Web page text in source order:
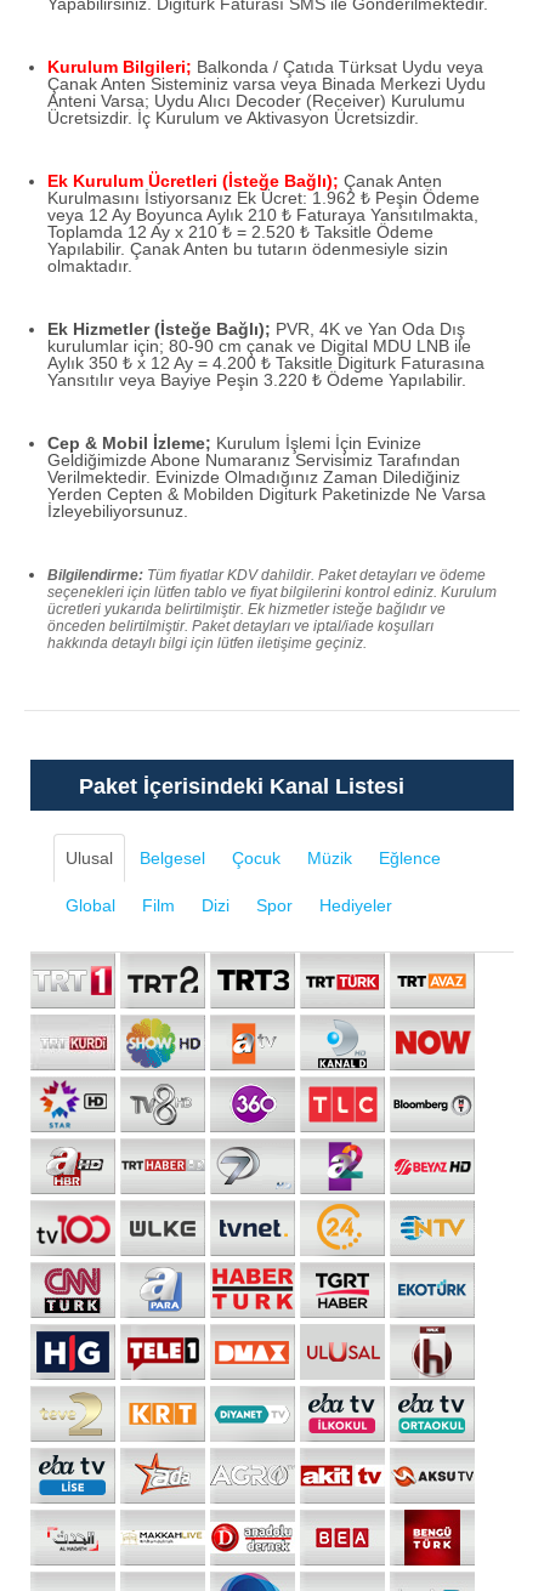
Kurulum Bilgileri; Balkonda / Çatıda Türksat Uydu veya
Çanak Anten Sisteminiz varsa veya Binada Merkezi Uydu
Anteni Varsa; Uydu Alıcı Decoder (Receiver) Kurulumu
Ücretsizdir. İç Kurulum ve Aktivasyon Ücretsizdir.
Ek Kurulum Ücretleri (İsteğe Bağlı); Çanak Anten
Kurulmasını İstiyorsanız Ek Ücret: 1.962 ₺ Peşin Ödeme
veya 12 Ay Boyunca Aylık 210 ₺ Faturaya Yansıtılmakta,
Toplamda 12 Ay x 210 ₺ = 2.520 ₺ Taksitle Ödeme
Yapılabilir. Çanak Anten bu tutarın ödenmesiyle sizin
olmaktadır.
Ek Hizmetler (İsteğe Bağlı); PVR, 4K ve Yan Oda Dış
kurulumlar için; 80-90 cm çanak ve Digital MDU LNB ile
Aylık 350 ₺ x 12 Ay = 4.200 ₺ Taksitle Digiturk Faturasına
Yansıtılır veya Bayiye Peşin 3.220 ₺ Ödeme Yapılabilir.
Cep & Mobil İzleme; Kurulum İşlemi İçin Evinize
Geldiğimizde Abone Numaranız Servisimiz Tarafından
Verilmektedir. Evinizde Olmadığınız Zaman Dilediğiniz
Yerden Cepten & Mobilden Digiturk Paketinizde Ne Varsa
İzleyebiliyorsunuz.
Bilgilendirme: Tüm fiyatlar KDV dahildir. Paket detayları ve ödeme
seçenekleri için lütfen tablo ve fiyat bilgilerini kontrol ediniz. Kurulum
ücretleri yukarıda belirtilmiştir. Ek hizmetler isteğe bağlıdır ve
önceden belirtilmiştir. Paket detayları ve iptal/iade koşulları
hakkında detaylı bilgi için lütfen iletişime geçiniz.
Paket İçerisindeki Kanal Listesi
Ulusal Belgesel Çocuk Müzik Eğlence
Global Film Dizi Spor Hediyeler